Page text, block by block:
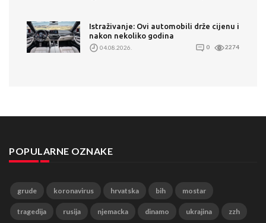
Istraživanje: Ovi automobili drže cijenu i
nakon nekoliko godina
04.08.2026. 0 2274
POPULARNE OZNAKE
grude koronavirus hrvatska bih mostar
tragedija rusija njemacka dinamo ukrajina zzh